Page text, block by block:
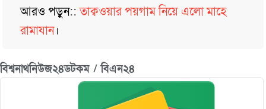
আরও পড়ুন::তাক্বওয়ার পয়গাম নিয়ে এলো মাহে
রামাযান।
বিশ্বনাথনিউজ২৪ডটকম / বিএন২৪